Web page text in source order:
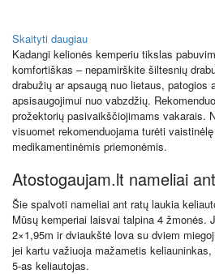
Skaityti daugiau
Kadangi kelionės kemperiu tikslas
komfortiškas – nepamirškite šiltesnių
drabužių ar apsaugą nuo lietaus, patogios
apsisaugojimui nuo vabzdžių.
prožektorių pasivaikščiojimams vakarais.
visuomet rekomenduojama turėti
medikamentinėmis priemonėmis.
Atostogaujam.lt nameliai
Šie spalvoti nameliai ant ratų laukia
Mūsų kemperiai laisvai talpina 4 žmonės.
2×1,95m ir dviaukštė lova su dviem
jei kartu važiuoja mažametis
5-as keliautojas.